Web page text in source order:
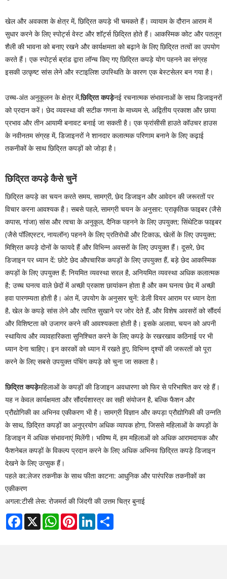
खेल और अवकाश के क्षेत्र में, छिद्रित कपड़े भी चमकते हैं। व्यायाम के दौरान आराम में
सुधार करने के लिए स्पोर्ट्स वेस्ट और शॉर्ट्स छिद्रित होते हैं। आकस्मिक कोट और पतलून
शैली की भावना को बनाए रखने और कार्यक्षमता को बढ़ाने के लिए छिद्रित तत्वों का उपयोग
करते हैं। एक स्पोर्ट्स ब्रांड द्वारा लॉन्च किए गए छिद्रित कपड़े योग पहनने का संग्रह
इसकी उत्कृष्ट सांस लेने और स्टाइलिश उपस्थिति के कारण एक बेस्टसेलर बन गया है।
उच्च-अंत अनुकूलन के क्षेत्र में,छिद्रित कपड़ेनई रचनात्मक संभावनाओं के साथ डिजाइनरों
को प्रदान करें। छेद व्यवस्था की सटीक गणना के माध्यम से, अद्वितीय प्रकाश और छाया
प्रभाव और तीन आयामी बनावट बनाई जा सकती है। एक फ्रांसीसी हाउते कॉउचर हाउस
के नवीनतम संग्रह में, डिजाइनरों ने शानदार कलात्मक परिणाम बनाने के लिए कढ़ाई
तकनीकों के साथ छिद्रित कपड़ों को जोड़ा है।
छिद्रित कपड़े कैसे चुनें
छिद्रित कपड़े का चयन करते समय, सामग्री, छेद डिजाइन और आवेदन की जरूरतों पर
विचार करना आवश्यक है। सबसे पहले, सामग्री चयन के अनुसार: प्राकृतिक फाइबर (जैसे
कपास, गांजा) सांस और त्वचा के अनुकूल, दैनिक पहनने के लिए उपयुक्त; सिंथेटिक फाइबर
(जैसे पॉलिएस्टर, नायलॉन) पहनने के लिए प्रतिरोधी और टिकाऊ, खेलों के लिए उपयुक्त;
मिश्रित कपड़े दोनों के फायदे हैं और विभिन्न अवसरों के लिए उपयुक्त हैं। दूसरे, छेद
डिजाइन पर ध्यान दें: छोटे छेद औपचारिक कपड़ों के लिए उपयुक्त हैं, बड़े छेद आकस्मिक
कपड़ों के लिए उपयुक्त हैं; नियमित व्यवस्था सरल है, अनियमित व्यवस्था अधिक कलात्मक
है; उच्च घनत्व वाले छेदों में अच्छी प्रकाश छायांकन होता है और कम घनत्व छेद में अच्छी
हवा पारगम्यता होती है। अंत में, उपयोग के अनुसार चुनें: डेली वियर आराम पर ध्यान देता
है, खेल के कपड़े सांस लेने और त्वरित सुखाने पर जोर देते हैं, और विशेष अवसरों को सौंदर्य
और विशिष्टता को उजागर करने की आवश्यकता होती है। इसके अलावा, चयन को अपनी
स्थायित्व और व्यावहारिकता सुनिश्चित करने के लिए कपड़े के रखरखाव कठिनाई पर भी
ध्यान देना चाहिए। इन कारकों को ध्यान में रखते हुए, विभिन्न दृश्यों की जरूरतों को पूरा
करने के लिए सबसे उपयुक्त पंचिंग कपड़े को चुना जा सकता है।
छिद्रित कपड़ेमहिलाओं के कपड़ों की डिजाइन अवधारणा को फिर से परिभाषित कर रहे हैं।
यह न केवल कार्यक्षमता और सौंदर्यशास्त्र का सही संयोजन है, बल्कि फैशन और
प्रौद्योगिकी का अभिनव एकीकरण भी है। सामग्री विज्ञान और कपड़ा प्रौद्योगिकी की उन्नति
के साथ, छिद्रित कपड़ों का अनुप्रयोग अधिक व्यापक होगा, जिससे महिलाओं के कपड़ों के
डिजाइन में अधिक संभावनाएं मिलेंगी। भविष्य में, हम महिलाओं को अधिक आरामदायक और
फैशनेबल कपड़ों के विकल्प प्रदान करने के लिए अधिक अभिनव छिद्रित कपड़े डिजाइन
देखने के लिए उत्सुक हैं।
पहले का:लेजर तकनीक के साथ फीता काटना: आधुनिक और पारंपरिक तकनीकों का
एकीकरण
अगला:टीसी लेस: रोजमर्रा की जिंदगी की उत्तम चित्र बुनाई
Facebook
X WhatsAppPinterestLinkedIn